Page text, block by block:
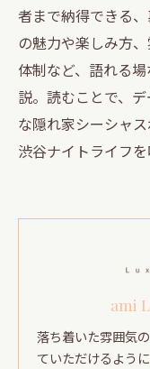
者まで納得できる
の魅力や楽しみ方
体制など、語れる
説。読むことで、
な隠れ家シーシャ
渋谷ナイトライフを
ami
落ち着いた雰囲気
ていただけるよう